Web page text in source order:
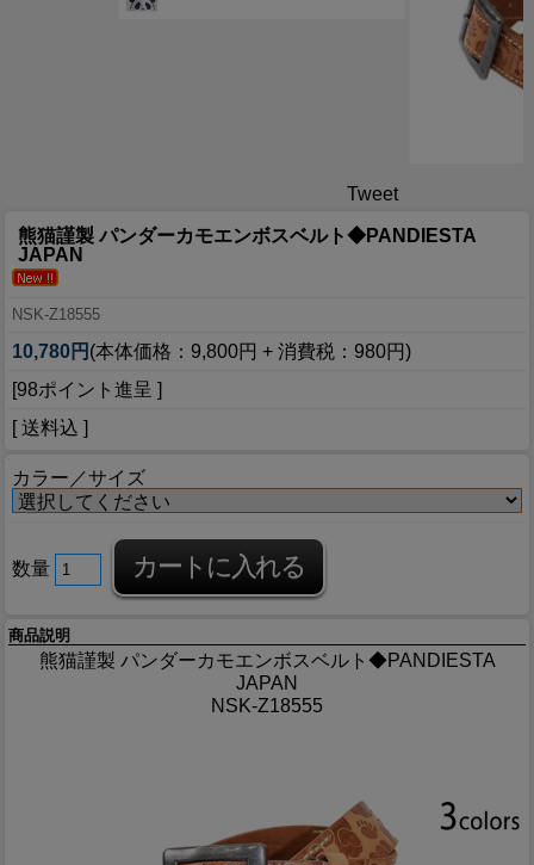
Tweet
熊猫謹製 パンダーカモエンボスベルト◆PANDIESTA
JAPAN
NSK-Z18555
10,780円 (本体価格：9,800円 + 消費税：980円)
[98ポイント進呈 ]
[ 送料込 ]
カラー／サイズ
数量
商品説明
熊猫謹製 パンダーカモエンボスベルト◆PANDIESTA
JAPAN
NSK-Z18555